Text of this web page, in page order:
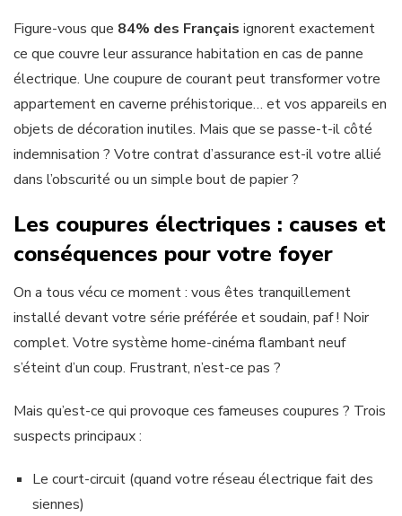
Figure-vous que 84% des Français ignorent exactement
ce que couvre leur assurance habitation en cas de panne
électrique. Une coupure de courant peut transformer votre
appartement en caverne préhistorique… et vos appareils en
objets de décoration inutiles. Mais que se passe-t-il côté
indemnisation ? Votre contrat d’assurance est-il votre allié
dans l’obscurité ou un simple bout de papier ?
Les coupures électriques : causes et
conséquences pour votre foyer
On a tous vécu ce moment : vous êtes tranquillement
installé devant votre série préférée et soudain, paf ! Noir
complet. Votre système home-cinéma flambant neuf
s’éteint d’un coup. Frustrant, n’est-ce pas ?
Mais qu’est-ce qui provoque ces fameuses coupures ? Trois
suspects principaux :
Le court-circuit (quand votre réseau électrique fait des
siennes)